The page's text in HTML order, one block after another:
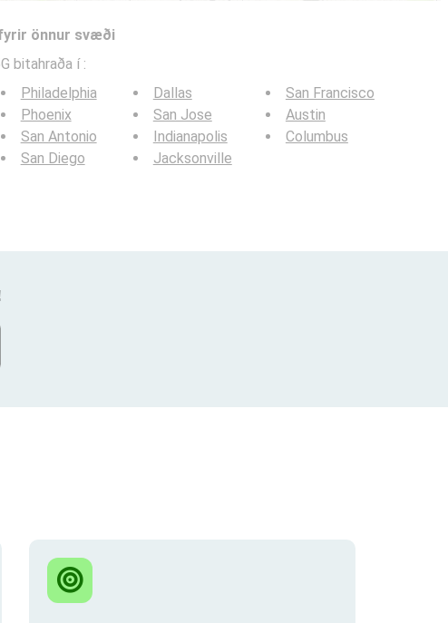
önnur svæði
bitahraða í :
Philadelphia
Phoenix
San Antonio
San Diego
Dallas
San Jose
Indianapolis
Jacksonville
San Francisco
Austin
Columbus